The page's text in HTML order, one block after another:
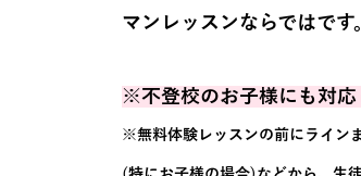
マンレッスンならではです。
※不登校のお子様にも対応
※無料体験レッスンの前にライン